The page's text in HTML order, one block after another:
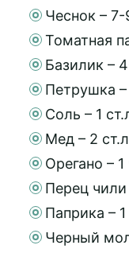
Чеснок – 7-
Томатная
Базилик –
Петрушка
Соль – 1
Мед – 2
Орегано – 1
Перец
Паприка – 1
Черный